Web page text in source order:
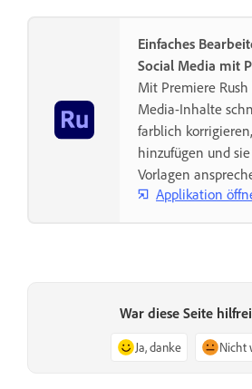
Einfaches
Social Media mit
Mit Premiere
Media-Inhalte
farblich
hinzufügen und
Vorlagen
Applikation
War diese Seite
Ja, danke Nicht